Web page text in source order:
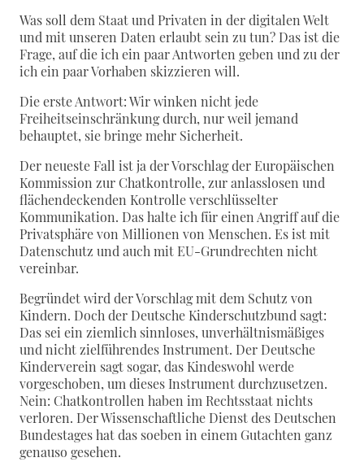
Was soll dem Staat und Privaten in der digitalen Welt
und mit unseren Daten erlaubt sein zu tun? Das ist die
Frage, auf die ich ein paar Antworten geben und zu der
ich ein paar Vorhaben skizzieren will.
Die erste Antwort: Wir winken nicht jede
Freiheitseinschränkung durch, nur weil jemand
behauptet, sie bringe mehr Sicherheit.
Der neueste Fall ist ja der Vorschlag der Europäischen
Kommission zur Chatkontrolle, zur anlasslosen und
flächendeckenden Kontrolle verschlüsselter
Kommunikation. Das halte ich für einen Angriff auf die
Privatsphäre von Millionen von Menschen. Es ist mit
Datenschutz und auch mit EU-Grundrechten nicht
vereinbar.
Begründet wird der Vorschlag mit dem Schutz von
Kindern. Doch der Deutsche Kinderschutzbund sagt:
Das sei ein ziemlich sinnloses, unverhältnismäßiges
und nicht zielführendes Instrument. Der Deutsche
Kinderverein sagt sogar, das Kindeswohl werde
vorgeschoben, um dieses Instrument durchzusetzen.
Nein: Chatkontrollen haben im Rechtsstaat nichts
verloren. Der Wissenschaftliche Dienst des Deutschen
Bundestages hat das soeben in einem Gutachten ganz
genauso gesehen.